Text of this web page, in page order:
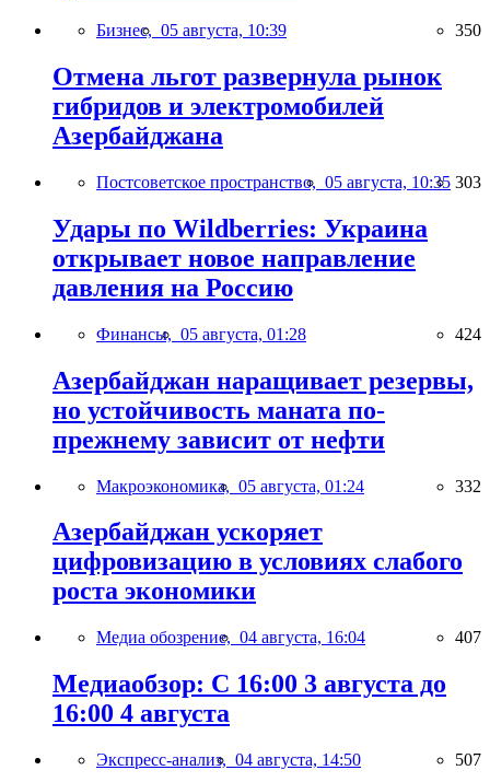
Бизнес, 05 августа, 10:39 350
Отмена льгот развернула рынок
гибридов и электромобилей
Азербайджана
Постсоветское пространство, 05 августа, 10:35 303
Удары по Wildberries: Украина
открывает новое направление
давления на Россию
Финансы, 05 августа, 01:28 424
Азербайджан наращивает резервы,
но устойчивость маната по-
прежнему зависит от нефти
Макроэкономика, 05 августа, 01:24 332
Азербайджан ускоряет
цифровизацию в условиях слабого
роста экономики
Медиа обозрение, 04 августа, 16:04 407
Медиаобзор: С 16:00 3 августа до
16:00 4 августа
Экспресс-анализ, 04 августа, 14:50 507